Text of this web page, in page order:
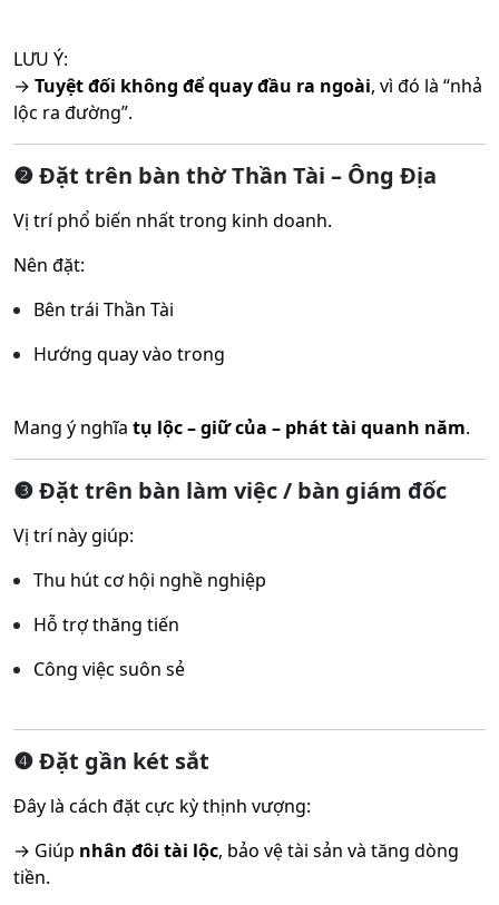
LƯU Ý:
→ Tuyệt đối không để quay đầu ra ngoài, vì đó là “nhả
lộc ra đường”.
❷ Đặt trên bàn thờ Thần Tài – Ông Địa
Vị trí phổ biến nhất trong kinh doanh.
Nên đặt:
Bên trái Thần Tài
Hướng quay vào trong
Mang ý nghĩa tụ lộc – giữ của – phát tài quanh năm.
❸ Đặt trên bàn làm việc / bàn giám đốc
Vị trí này giúp:
Thu hút cơ hội nghề nghiệp
Hỗ trợ thăng tiến
Công việc suôn sẻ
❹ Đặt gần két sắt
Đây là cách đặt cực kỳ thịnh vượng:
→ Giúp nhân đôi tài lộc, bảo vệ tài sản và tăng dòng
tiền.